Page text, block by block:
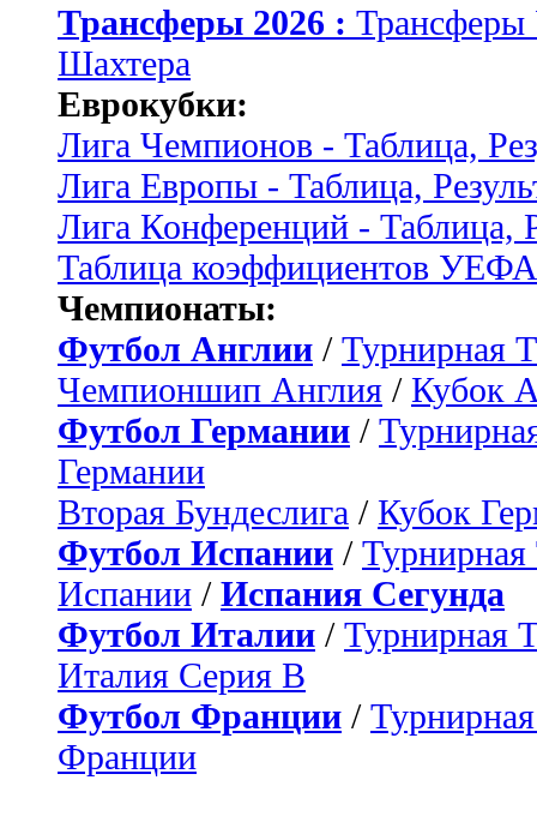
Трансферы 2026 :
Шахтера
Еврокубки:
Лига Чемпионов - Таблица,
Лига Европы - Таблица,
Лига Конференций - Таблица,
Таблица коэффициентов УЕФА
Чемпионаты:
Футбол Англии / Турнирная
Чемпионшип Англия / Кубок
Футбол Германии /
Германии
Вторая Бундеслига / Кубок
Футбол Испании / Турнирная
Испании / Испания Сегунда
Футбол Италии / Турнирная
Италия Серия B
Футбол Франции /
Франции